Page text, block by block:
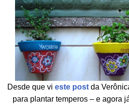
Desde que vi este post da
para plantar temperos – e agora